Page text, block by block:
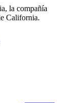
la compañía
California.